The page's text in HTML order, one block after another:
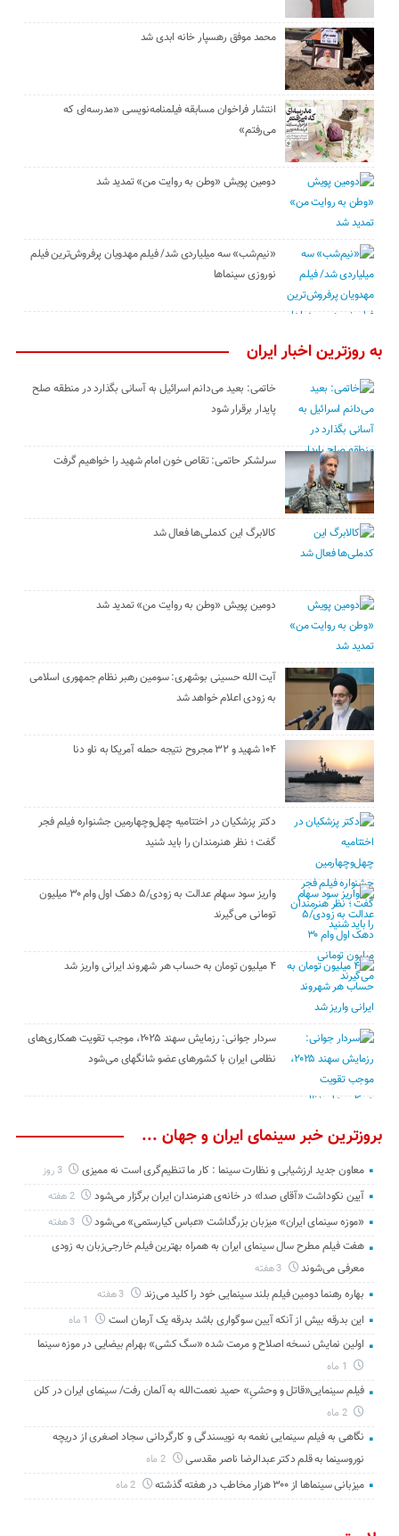
محمد موفق رهسپار خانه ابدی شد
انتشار فراخوان مسابقه فیلمنامه‌نویسی «مدرسه‌ای که
می‌رفتم»
دومین پویش «وطن به روایت من» تمدید شد
«نیم‌شب» سه میلیاردی شد/ فیلم مهدویان پرفروش‌ترین فیلم
نوروزی سینماها
به روزترین اخبار ایران
خاتمی: بعید می‌دانم اسرائیل به آسانی بگذارد در منطقه صلح
پایدار برقرار شود
سرلشکر حاتمی: تقاص خون امام شهید را خواهیم گرفت
کالابرگ این کدملی‌ها فعال شد
دومین پویش «وطن به روایت من» تمدید شد
آیت الله حسینی بوشهری: سومین رهبر نظام جمهوری اسلامی
به زودی اعلام خواهد شد
۱۰۴ شهید و ۳۲ مجروح نتیجه حمله آمریکا به ناو دنا
دکتر پزشکیان در اختتامیه چهل‌وچهارمین جشنواره فیلم فجر
گفت ؛ نظر هنرمندان را باید شنید
واریز سود سهام عدالت به زودی/۵ دهک اول وام ۳۰ میلیون
تومانی می‌گیرند
۴ میلیون تومان به حساب هر شهروند ایرانی واریز شد
سردار جوانی: رزمایش سهند ۲۰۲۵، موجب تقویت همکاری‌های
نظامی ایران با کشور‌های عضو شانگهای می‌شود
بروزترین خبر سینمای ایران و جهان ...
معاون جدید ارزشیابی و نظارت سینما : کار ما تنظیم‌گری است نه ممیزی 3 روز
آیین نکوداشت «آقای صدا» در خانه‌ی هنرمندان ایران برگزار می‌شود 2 هفته
«موزه سینمای ایران» میزبان بزرگداشت «عباس کیارستمی» می‌شود 3 هفته
هفت فیلم مطرح سال سینمای ایران به همراه بهترین فیلم خارجی‌زبان به زودی
معرفی می‌شوند
3 هفته
بهاره رهنما دومین فیلم بلند سینمایی خود را کلید می‌زند
این بدرقه بیش از آنکه آیین سوگواری باشد بدرقه یک آرمان است
اولین نمایش نسخه اصلاح و مرمت شده «سگ کشی» بهرام بیضایی در موزه سینما
فیلم سینمایی«قاتل و وحشیِ» حمید نعمت‌الله به آلمان رفت/ سینمای ایران در کلن
2 ماه
نگاهی به فیلم سینمایی نغمه به نویسندگی و کارگردانی سجاد اصغری از دریچه
نوروسینما به قلم دکتر عبدالرضا ناصر مقدسی
2 ماه
میزبانی سینماها از ۳۰۰ هزار مخاطب در هفته گذشته 2 ماه